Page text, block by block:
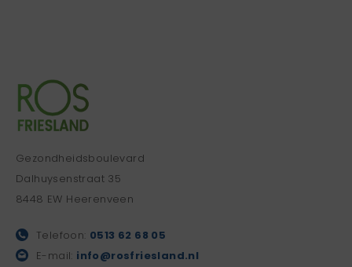
Gezondheidsboulevard
Dalhuysenstraat 35
8448 EW Heerenveen
Telefoon: 0513 62 68 05
E-mail: info@rosfriesland.nl